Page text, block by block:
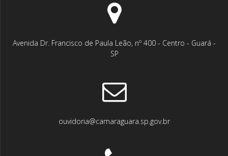
Avenida Dr. Francisco de Paula Leão, nº 400 - Centro - Guará -
SP
ouvidoria@camaraguara.sp.gov.br